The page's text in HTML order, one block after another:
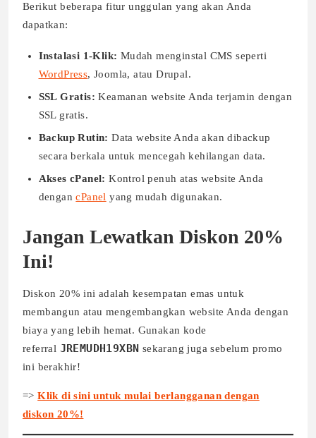
Berikut beberapa fitur unggulan yang akan Anda
dapatkan:
Instalasi 1-Klik: Mudah menginstal CMS seperti
WordPress, Joomla, atau Drupal.
SSL Gratis: Keamanan website Anda terjamin dengan
SSL gratis.
Backup Rutin: Data website Anda akan dibackup
secara berkala untuk mencegah kehilangan data.
Akses cPanel: Kontrol penuh atas website Anda
dengancPanel yang mudah digunakan.
Jangan Lewatkan Diskon 20%
Ini!
Diskon 20% ini adalah kesempatan emas untuk
membangun atau mengembangkan website Anda dengan
biaya yang lebih hemat. Gunakan kode
referral JREMUDH19XBN sekarang juga sebelum promo
ini berakhir!
=>Klik di sini untuk mulai berlangganan dengan
diskon 20%!